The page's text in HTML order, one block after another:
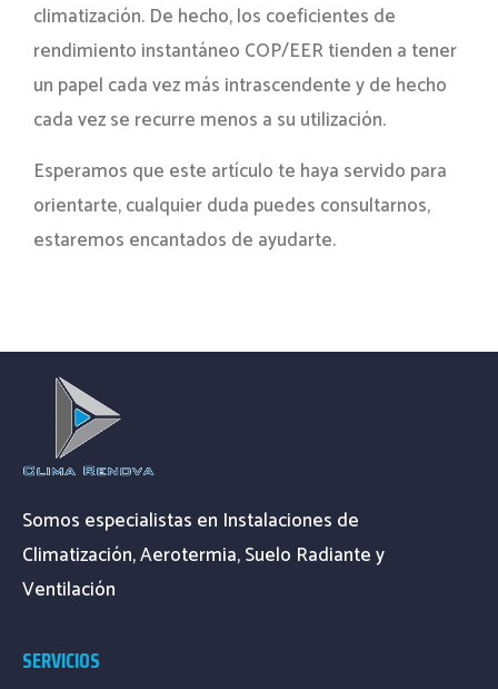
climatización. De hecho, los coeficientes de
rendimiento instantáneo COP/EER tienden a tener
un papel cada vez más intrascendente y de hecho
cada vez se recurre menos a su utilización.
Esperamos que este artículo te haya servido para
orientarte, cualquier duda puedes consultarnos,
estaremos encantados de ayudarte.
Somos especialistas en Instalaciones de
Climatización, Aerotermia, Suelo Radiante y
Ventilación
SERVICIOS